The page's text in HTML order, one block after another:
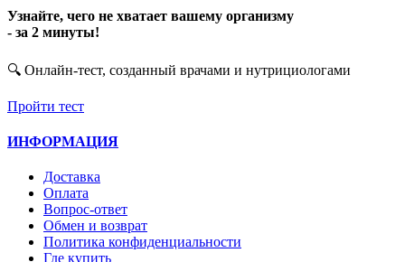
Узнайте, чего не хватает вашему организму
- за 2 минуты!
🔍 Онлайн-тест, созданный врачами и нутрициологами
Пройти тест
ИНФОРМАЦИЯ
Доставка
Оплата
Вопрос-ответ
Обмен и возврат
Политика конфиденциальности
Где купить